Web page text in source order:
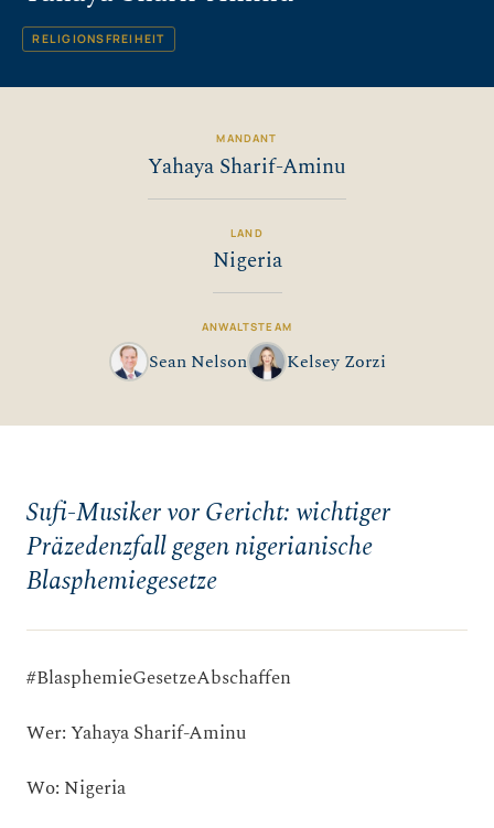
RELIGIONSFREIHEIT
MANDANT
Yahaya Sharif-Aminu
LAND
Nigeria
ANWALTSTEAM
Sean Nelson Kelsey Zorzi
Sufi-Musiker vor Gericht: wichtiger
Präzedenzfall gegen nigerianische
Blasphemiegesetze
#BlasphemieGesetzeAbschaffen
Wer: Yahaya Sharif-Aminu
Wo: Nigeria